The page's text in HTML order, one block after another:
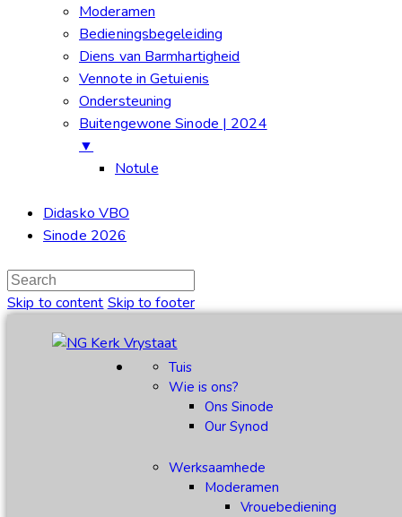
Moderamen
Bedieningsbegeleiding
Diens van Barmhartigheid
Vennote in Getuienis
Ondersteuning
Buitengewone Sinode | 2024
▼
Notule
Didasko VBO
Sinode 2026
Skip to content Skip to footer
Tuis
Wie is ons?
Ons Sinode
Our Synod
Werksaamhede
Moderamen
Vrouebediening